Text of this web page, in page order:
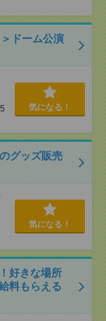
ドーム公演
気になる！
グッズ販売
気になる！
好きな場所
料もらえる